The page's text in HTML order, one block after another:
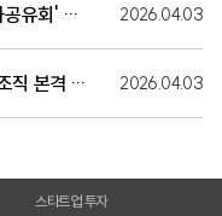
와이앤아처, 체육인 창업 지원 '2025 성과공유회' 개최… 하승진 등 60여 명 참석 2026.04.03
와이앤아처, 업계 전문가로 구성된 CPO 조직 본격 가동… ‘전주기 성장금융’실행력 강화 2026.04.03
스타트업 투자